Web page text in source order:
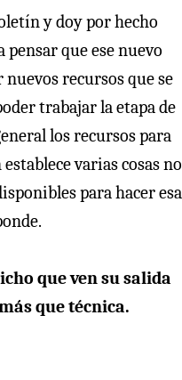
y doy por hecho
pensar que ese nuevo
recursos que se
trabajar la etapa de
los recursos para
varias cosas no
para hacer esa
que ven su salida
que técnica.